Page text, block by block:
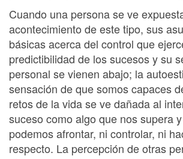
Cuando una persona se ve
acontecimiento de este tipo, sus
básicas acerca del control que
predictibilidad de los sucesos y su
personal se vienen abajo; la
sensación de que somos capaces
retos de la vida se ve dañada al
suceso como algo que nos supera
podemos afrontar, ni controlar, ni
respecto. La percepción de otras